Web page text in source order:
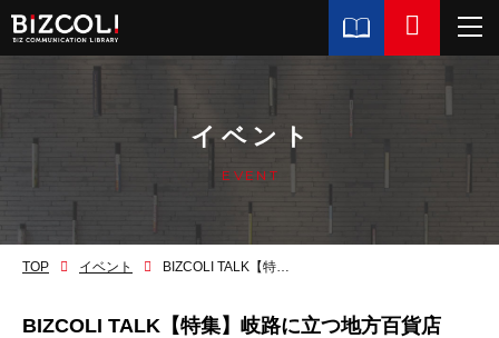
イベント
EVENT
TOP イベント BIZCOLI TALK【特集】岐路に立つ地方百貨店
BIZCOLI TALK【特集】岐路に立つ地方百貨店